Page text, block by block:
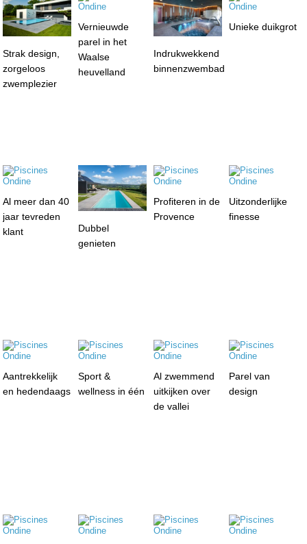
Strak design,
zorgeloos
zwemplezier
Vernieuwde
parel in het
Waalse
heuvelland
Indrukwekkend
binnenzwembad
Unieke duikgrot
Al meer dan 40
jaar tevreden
klant
Dubbel
genieten
Profiteren in de
Provence
Uitzonderlijke
finesse
Aantrekkelijk
en hedendaags
Sport &
wellness in één
Al zwemmend
uitkijken over
de vallei
Parel van
design